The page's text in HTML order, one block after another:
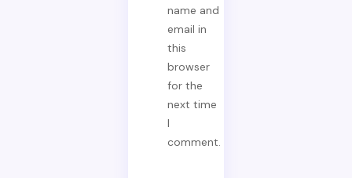
name and
email in
this
browser
for the
next time
I
comment.